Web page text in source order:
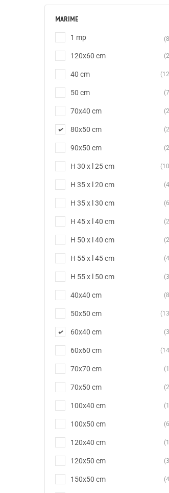
MARIME
1 mp
120x60 cm
40 cm
50 cm
70x40 cm
80x50 cm
90x50 cm
H 30 x l 25 cm
H 35 x l 20 cm
H 35 x l 30 cm
H 45 x l 40 cm
H 50 x l 40 cm
H 55 x l 45 cm
H 55 x l 50 cm
40x40 cm
50x50 cm
60x40 cm
60x60 cm
70x70 cm
70x50 cm
100x40 cm
100x50 cm
120x40 cm
120x50 cm
150x50 cm